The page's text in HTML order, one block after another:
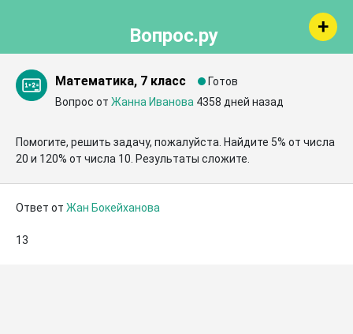
Вопрос.ру
Математика, 7 класс
Готов
Вопрос от Жанна Иванова 4358 дней назад
Помогите, решить задачу, пожалуйста. Найдите 5% от числа
20 и 120% от числа 10. Результаты сложите.
Ответ от Жан Бокейханова
13